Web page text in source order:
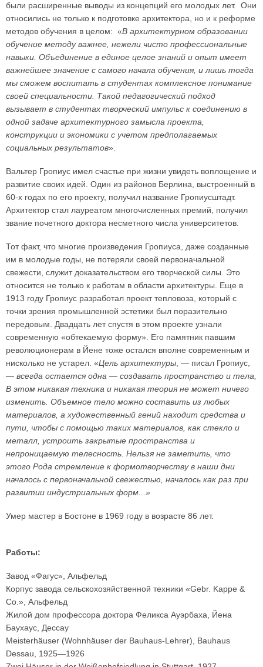
были расширенные выводы из концепций его молодых лет. Они
относились не только к подготовке архитектора, но и к реформе
методов обучения в целом: «В архитектурном образовании
обучение методу важнее, нежели чисто профессиональные
навыки. Объединение в единое целое знаний и опыт имеет
важнейшее значение с самого начала обучения, и лишь тогда
мы сможем воспитать в студентах комплексное понимание
своей специальности. Такой педагогический подход
вызывает в студентах творческий импульс к соединению в
одной задаче архитектурного замысла проекта,
конструкции и экономики с учетом предполагаемых
социальных результатов».
Вальтер Гропиус имел счастье при жизни увидеть воплощение и
развитие своих идей. Один из районов Берлина, выстроенный в
60-х годах по его проекту, получил название Гропиусштадт.
Архитектор стал лауреатом многочисленных премий, получил
звание почетного доктора несметного числа университетов.
Тот факт, что многие произведения Гропиуса, даже созданные
им в молодые годы, не потеряли своей первоначальной
свежести, служит доказательством его творческой силы. Это
относится не только к работам в области архитектуры. Еще в
1913 году Гропиус разработал проект тепловоза, который с
точки зрения промышленной эстетики был поразительно
передовым. Двадцать лет спустя в этом проекте узнали
современную «обтекаемую форму». Его памятник павшим
революционерам в Йене тоже остался вполне современным и
нисколько не устарел. «Цель архитектуры , — писал Гропиус,
— всегда остается одна — создавать пространство и тела,
В этом никакая техника и никакая теория не может ничего
изменить. Объемное тело можно составить из любых
материалов, а художественный гений находит средства и
пути, чтобы с помощью таких материалов, как стекло и
металл, устроить закрытые пространства и
непроницаемую телесность. Нельзя не заметить, что
этого Рода стремление к формотворчеству в наши дни
началось с первоначальной свежестью, началось как раз при
развитии индустриальных форм...»
Умер мастер в Бостоне в 1969 году в возрасте 86 лет.
Работы:
Завод «Фагус», Альфельд
Корпус завода сельскохозяйственной техники «Gebr. Kappe &
Co.», Альфельд
Жилой дом профессора доктора Феликса Ауэрбаха, Йена
Баухаус, Дессау
Meisterhäuser (Wohnhäuser der Bauhaus-Lehrer), Bauhaus
Dessau, 1925—1926